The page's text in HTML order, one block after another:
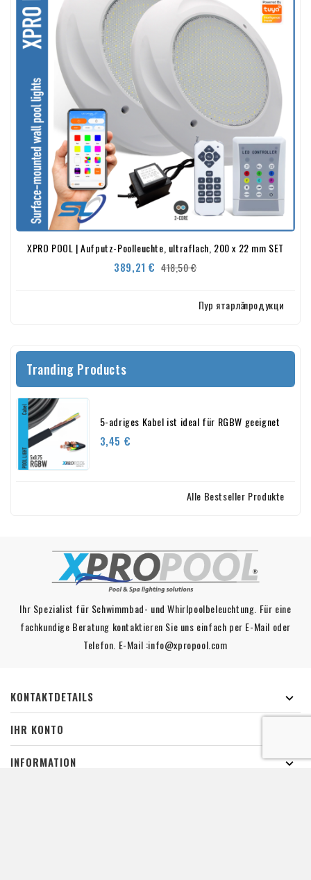
XPRO POOL | Aufputz-Poolleuchte, ultraflach, 200 x 22 mm SET
389,21 € Verkaufspreis
418,50 €Preis
Пур ятарлӑ продукци
Tranding Products
5-adriges Kabel ist ideal für RGBW geeignet
3,45 €
Alle Bestseller Produkte
Ihr Spezialist für Schwimmbad- und Whirlpoolbeleuchtung. Für eine
fachkundige Beratung kontaktieren Sie uns einfach per E-Mail oder
Telefon. E-Mail :info@xpropool.com
KONTAKTDETAILS

IHR KONTO
INFORMATION
